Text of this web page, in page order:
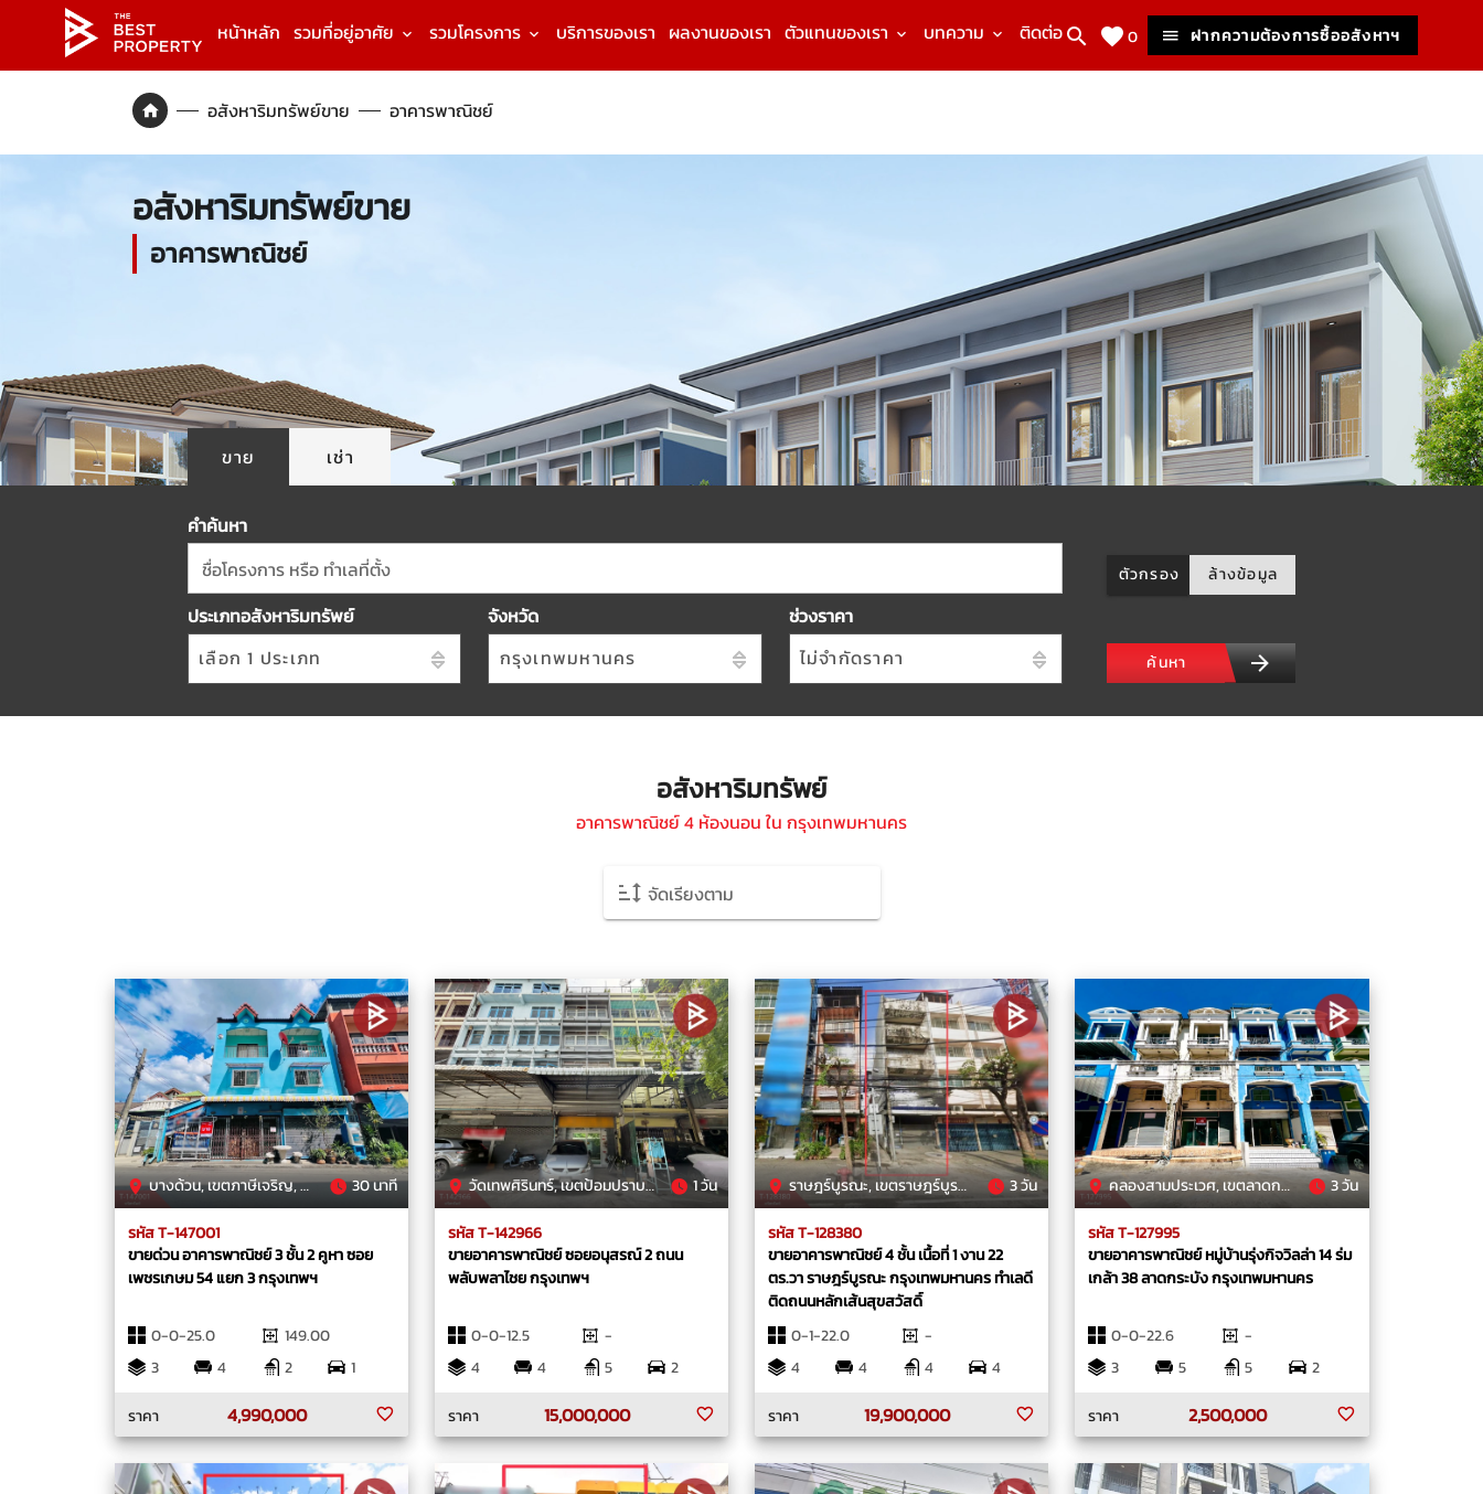
หน้าหลัก รวมที่อยู่อาศัย รวมโครงการ บริการของเรา ผลงานของเรา ตัวแทนของเรา บทความ ติดต่อเรา 0 ฝากความต้องการซื้ออสังหาฯ
อสังหาริมทรัพย์ขาย อาคารพาณิชย์
อสังหาริมทรัพย์ขาย
อาคารพาณิชย์
ขาย เช่า
คำค้นหา
ชื่อโครงการ หรือ ทำเลที่ตั้ง
ประเภทอสังหาริมทรัพย์
เลือก 1 ประเภท
จังหวัด
กรุงเทพมหานคร
ช่วงราคา
ไม่จำกัดราคา
ตัวกรอง ล้างข้อมูล
ค้นหา
อสังหาริมทรัพย์
อาคารพาณิชย์ 4 ห้องนอน ใน กรุงเทพมหานคร
จัดเรียงตาม
บางด้วน, เขตภาษีเจริญ, กรุงเทพมหานคร 30 นาที
รหัส T-147001
ขายด่วน อาคารพาณิชย์ 3 ชั้น 2 คูหา ซอย
เพชรเกษม 54 แยก 3 กรุงเทพฯ
0-0-25.0
149.00
3
4 2
1
ราคา
4,990,000
วัดเทพศิรินทร์, เขตป้อมปราบศัตรูพ่าย, กรุงเทพมหานคร 1 วัน
รหัส T-142966
ขายอาคารพาณิชย์ ซอยอนุสรณ์ 2 ถนน
พลับพลาไชย กรุงเทพฯ
0-0-12.5
-
4
4 5
2
ราคา
15,000,000
ราษฎร์บูรณะ, เขตราษฎร์บูรณะ, กรุงเทพมหานคร 3 วัน
รหัส T-128380
ขายอาคารพาณิชย์ 4 ชั้น เนื้อที่ 1 งาน 22
ตร.วา ราษฎร์บูรณะ กรุงเทพมหานคร ทำเลดี
ติดถนนหลักเส้นสุขสวัสดิ์
0-1-22.0
-
4
4 4
4
ราคา
19,900,000
คลองสามประเวศ, เขตลาดกระบัง, กรุงเทพมหานคร 3 วัน
รหัส T-127995
ขายอาคารพาณิชย์ หมู่บ้านรุ่งกิจวิลล่า 14 ร่ม
เกล้า 38 ลาดกระบัง กรุงเทพมหานคร
0-0-22.6
-
3
5 5
2
ราคา
2,500,000